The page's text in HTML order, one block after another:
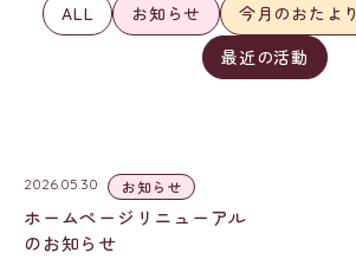
ALL お知らせ 今月のおたより
最近の活動
2026.05.30 お知らせ
ホームページリニューアル
のお知らせ